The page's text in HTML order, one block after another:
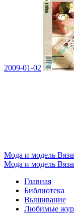
2009-01-02
Мода и модель
Мода и модель
Главная
Библиотека
Вышивание
Любимые